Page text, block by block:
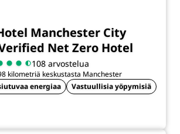
Manchester City
Net Zero Hotel
108 arvostelua
kilometriä keskustasta Manchester
energiaa
Vastuullisia yöpymisiä